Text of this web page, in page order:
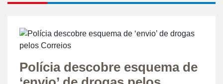
Polícia descobre esquema de